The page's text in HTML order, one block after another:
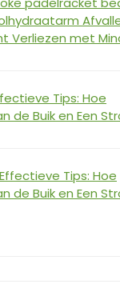
Verliezen met
Tips: Hoe
de Buik en Een
Effectieve Tips: Hoe
de Buik en Een